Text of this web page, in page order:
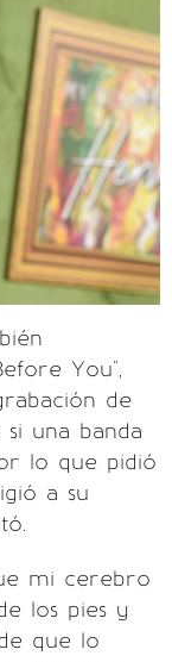
You",
de
una banda
lo que pidió
a su
mi cerebro
los pies y
que lo